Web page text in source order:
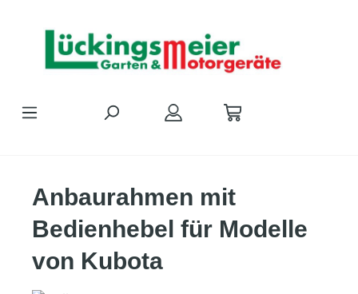
Anbaurahmen mit
Bedienhebel für Modelle
von Kubota